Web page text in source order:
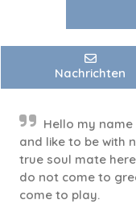
Nachrichten
Hello my name
and like to be with
true soul mate
do not come to
come to play.